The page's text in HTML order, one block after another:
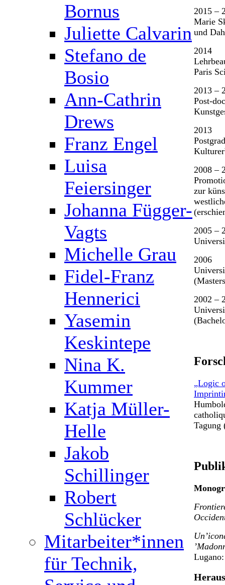
Bornus
Juliette Calvarin
Stefano de
Bosio
Ann-Cathrin
Drews
Franz Engel
Luisa
Feiersinger
Johanna Függer-
Vagts
Michelle Grau
Fidel-Franz
Hennerici
Yasemin
Keskintepe
Nina K.
Kummer
Katja Müller-
Helle
Jakob
Schillinger
Robert
Schlücker
Mitarbeiter*innen
für Technik,
2015 –
Marie
und
2014
Paris
2013 –
Post-
2013
2008 –
zur
2005 –
2006
2002 –
„Logic
Tagung